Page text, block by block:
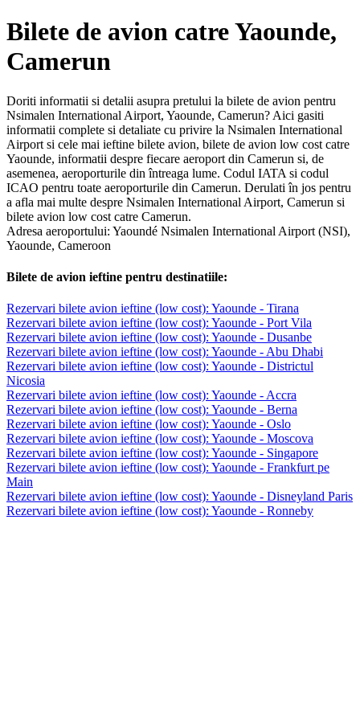
Bilete de avion catre Yaounde,
Camerun
Doriti informatii si detalii asupra pretului la bilete de avion pentru
Nsimalen International Airport, Yaounde, Camerun? Aici gasiti
informatii complete si detaliate cu privire la Nsimalen International
Airport si cele mai ieftine bilete avion, bilete de avion low cost catre
Yaounde, informatii despre fiecare aeroport din Camerun si, de
asemenea, aeroporturile din întreaga lume. Codul IATA si codul
ICAO pentru toate aeroporturile din Camerun. Derulati în jos pentru
a afla mai multe despre Nsimalen International Airport, Camerun si
bilete avion low cost catre Camerun.
Adresa aeroportului: Yaoundé Nsimalen International Airport (NSI),
Yaounde, Cameroon
Bilete de avion ieftine pentru destinatiile:
Rezervari bilete avion ieftine (low cost): Yaounde - Tirana
Rezervari bilete avion ieftine (low cost): Yaounde - Port Vila
Rezervari bilete avion ieftine (low cost): Yaounde - Dusanbe
Rezervari bilete avion ieftine (low cost): Yaounde - Abu Dhabi
Rezervari bilete avion ieftine (low cost): Yaounde - Districtul
Nicosia
Rezervari bilete avion ieftine (low cost): Yaounde - Accra
Rezervari bilete avion ieftine (low cost): Yaounde - Berna
Rezervari bilete avion ieftine (low cost): Yaounde - Oslo
Rezervari bilete avion ieftine (low cost): Yaounde - Moscova
Rezervari bilete avion ieftine (low cost): Yaounde - Singapore
Rezervari bilete avion ieftine (low cost): Yaounde - Frankfurt pe
Main
Rezervari bilete avion ieftine (low cost): Yaounde - Disneyland Paris
Rezervari bilete avion ieftine (low cost): Yaounde - Ronneby